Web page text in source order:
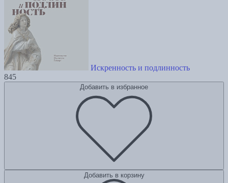
Искренность и подлинность
845
Добавить в избранное
Добавить в корзину